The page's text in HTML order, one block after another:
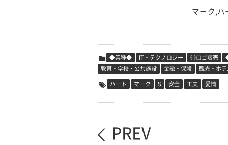
マーク,ハ
◆業種◆ IT・テクノロジー ◎ロゴ販売
教育・学校・公共施設
金融・保険 観光・ホ
ハート
マーク S 安全 工夫 愛情
PREV